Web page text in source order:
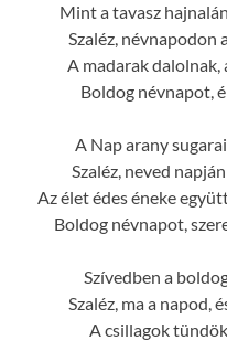
Mint a tavasz
Szaléz, névnapodon
A madarak dalolnak,
Boldog névnapot,
A Nap arany
Szaléz, neved
Az élet édes éneke
Boldog névnapot,
Szívedben a
Szaléz, ma a napod,
A csillagok